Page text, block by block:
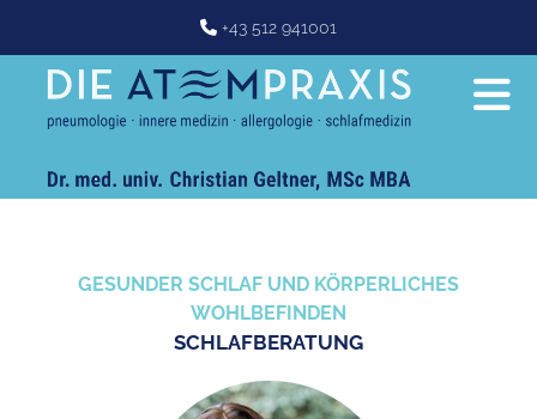
 +43 512 941001
GESUNDER SCHLAF UND KÖRPERLICHES
WOHLBEFINDEN
SCHLAFBERATUNG